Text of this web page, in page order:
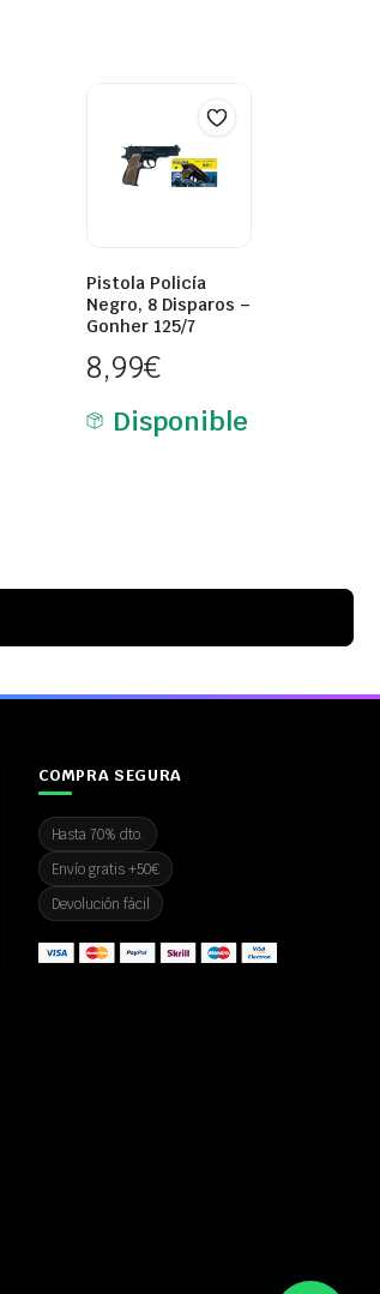
Pistola Policía
Negro, 8 Disparos –
Gonher 125/7
8,99€
Disponible
COMPRA SEGURA
Hasta 70% dto.
Envío gratis +50€
Devolución fácil